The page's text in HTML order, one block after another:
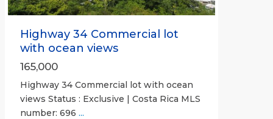
Highway 34 Commercial lot
with ocean views
165,000
Highway 34 Commercial lot with ocean
views Status : Exclusive | Costa Rica MLS
number: 696 ...